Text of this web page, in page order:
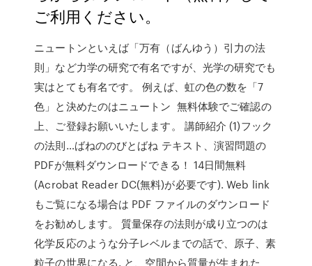
ご利用ください。
ニュートンといえば「万有（ばんゆう）引力の法
則」など力学の研究で有名ですが、光学の研究でも
実はとても有名です。 例えば、虹の色の数を「7
色」と決めたのはニュートン 無料体験でご確認の
上、ご登録お願いいたします。 講師紹介 (1)フック
の法則…ばねののびとばね テキスト、演習問題の
PDFが無料ダウンロードできる！ 14日間無料
(Acrobat Reader DC(無料)が必要です). Web link
もご覧になる場合は PDF ファイルのダウンロード
をお勧めします。 質量保存の法則が成り立つのは
化学反応のような分子レベルまでの話で、原子、素
粒子の世界になる. と、空間から質量が生まれた